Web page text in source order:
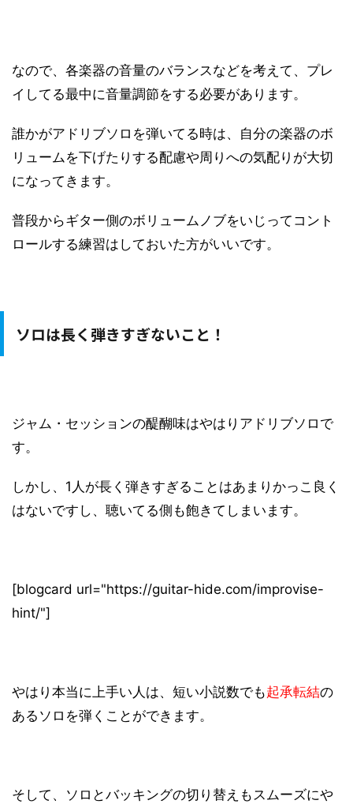
なので、各楽器の音量のバランスなどを考えて、プレ
イしてる最中に音量調節をする必要があります。
誰かがアドリブソロを弾いてる時は、自分の楽器のボ
リュームを下げたりする配慮や周りへの気配りが大切
になってきます。
普段からギター側のボリュームノブをいじってコント
ロールする練習はしておいた方がいいです。
ソロは長く弾きすぎないこと！
ジャム・セッションの醍醐味はやはりアドリブソロで
す。
しかし、1人が長く弾きすぎることはあまりかっこ良く
はないですし、聴いてる側も飽きてしまいます。
[blogcard url="https://guitar-hide.com/improvise-
hint/"]
やはり本当に上手い人は、短い小説数でも起承転結の
あるソロを弾くことができます。
そして、ソロとバッキングの切り替えもスムーズにや